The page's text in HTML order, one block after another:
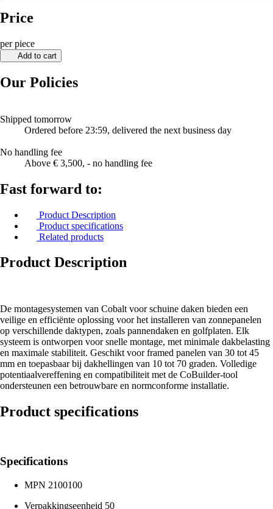
Price
per piece
Add to cart
Our Policies
Shipped tomorrow
Ordered before 23:59, delivered the next business day
No handling fee
Above € 3,500, - no handling fee
Fast forward to:
Product Description
Product specifications
Related products
Product Description
De montagesystemen van Cobalt voor schuine daken bieden een
veilige en efficiënte oplossing voor het installeren van zonnepanelen
op verschillende daktypen, zoals pannendaken en golfplaten. Elk
systeem is ontworpen voor snelle montage, met minimale dakbelasting
en maximale stabiliteit. Geschikt voor framed panelen van 30 tot 45
mm en toepasbaar bij dakhellingen van 10 tot 70 graden. Volledige
potentiaalvereffening en compatibiliteit met de CoBuilder-tool
ondersteunen een betrouwbare en normconforme installatie.
Product specifications
Specifications
MPN 2100100
Verpakkingseenheid 50